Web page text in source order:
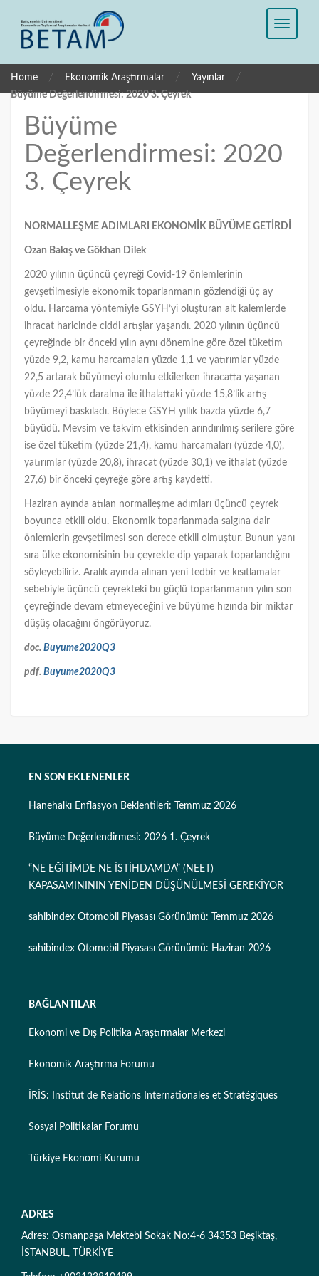
Home / Ekonomik Araştırmalar / Yayınlar /
Büyüme Değerlendirmesi: 2020 3. Çeyrek
Büyüme
Değerlendirmesi: 2020
3. Çeyrek
NORMALLEŞME ADIMLARI EKONOMİK BÜYÜME GETİRDİ
Ozan Bakış ve Gökhan Dilek
2020 yılının üçüncü çeyreği Covid-19 önlemlerinin
gevşetilmesiyle ekonomik toparlanmanın gözlendiği üç ay
oldu. Harcama yöntemiyle GSYH’yi oluşturan alt kalemlerde
ihracat haricinde ciddi artışlar yaşandı. 2020 yılının üçüncü
çeyreğinde bir önceki yılın aynı dönemine göre özel tüketim
yüzde 9,2, kamu harcamaları yüzde 1,1 ve yatırımlar yüzde
22,5 artarak büyümeyi olumlu etkilerken ihracatta yaşanan
yüzde 22,4’lük daralma ile ithalattaki yüzde 15,8’lik artış
büyümeyi baskıladı. Böylece GSYH yıllık bazda yüzde 6,7
büyüdü. Mevsim ve takvim etkisinden arındırılmış serilere göre
ise özel tüketim (yüzde 21,4), kamu harcamaları (yüzde 4,0),
yatırımlar (yüzde 20,8), ihracat (yüzde 30,1) ve ithalat (yüzde
27,6) bir önceki çeyreğe göre artış kaydetti.
Haziran ayında atılan normalleşme adımları üçüncü çeyrek
boyunca etkili oldu. Ekonomik toparlanmada salgına dair
önlemlerin gevşetilmesi son derece etkili olmuştur. Bunun yanı
sıra ülke ekonomisinin bu çeyrekte dip yaparak toparlandığını
söyleyebiliriz. Aralık ayında alınan yeni tedbir ve kısıtlamalar
sebebiyle üçüncü çeyrekteki bu güçlü toparlanmanın yılın son
çeyreğinde devam etmeyeceğini ve büyüme hızında bir miktar
düşüş olacağını öngörüyoruz.
doc. Buyume2020Q3
pdf. Buyume2020Q3
EN SON EKLENENLER
Hanehalkı Enflasyon Beklentileri: Temmuz 2026
Büyüme Değerlendirmesi: 2026 1. Çeyrek
“NE EĞİTİMDE NE İSTİHDAMDA” (NEET)
KAPASAMINININ YENİDEN DÜŞÜNÜLMESİ GEREKİYOR
sahibindex Otomobil Piyasası Görünümü: Temmuz 2026
sahibindex Otomobil Piyasası Görünümü: Haziran 2026
BAĞLANTILAR
Ekonomi ve Dış Politika Araştırmalar Merkezi
Ekonomik Araştırma Forumu
İRİS: Institut de Relations Internationales et Stratégiques
Sosyal Politikalar Forumu
Türkiye Ekonomi Kurumu
ADRES
Adres: Osmanpaşa Mektebi Sokak No:4-6 34353 Beşiktaş,
İSTANBUL, TÜRKİYE